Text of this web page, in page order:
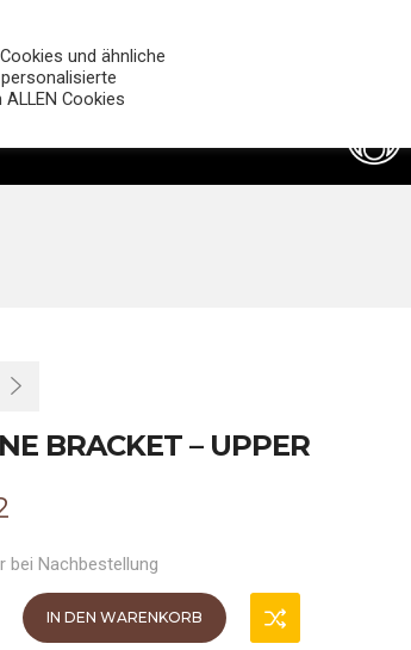
BRACKET – UPPER
bei Nachbestellung
IN DEN WARENKORB
und ähnliche
Cookies